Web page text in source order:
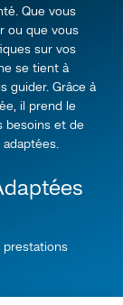
Que vous
ou que vous
sur vos
se tient à
guider. Grâce à
il prend le
besoins et de